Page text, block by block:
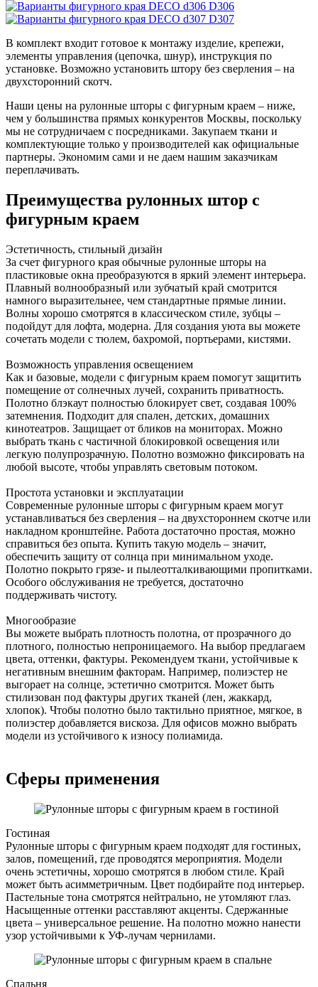
D306
D307
В комплект входит готовое к монтажу изделие, крепежи,
элементы управления (цепочка, шнур), инструкция по
установке. Возможно установить штору без сверления – на
двухсторонний скотч.
Наши цены на рулонные шторы с фигурным краем – ниже,
чем у большинства прямых конкурентов Москвы, поскольку
мы не сотрудничаем с посредниками. Закупаем ткани и
комплектующие только у производителей как официальные
партнеры. Экономим сами и не даем нашим заказчикам
переплачивать.
Преимущества рулонных штор с
фигурным краем
Эстетичность, стильный дизайн
За счет фигурного края обычные рулонные шторы на
пластиковые окна преобразуются в яркий элемент интерьера.
Плавный волнообразный или зубчатый край смотрится
намного выразительнее, чем стандартные прямые линии.
Волны хорошо смотрятся в классическом стиле, зубцы –
подойдут для лофта, модерна. Для создания уюта вы можете
сочетать модели с тюлем, бахромой, портьерами, кистями.
Возможность управления освещением
Как и базовые, модели с фигурным краем помогут защитить
помещение от солнечных лучей, сохранить приватность.
Полотно блэкаут полностью блокирует свет, создавая 100%
затемнения. Подходит для спален, детских, домашних
кинотеатров. Защищает от бликов на мониторах. Можно
выбрать ткань с частичной блокировкой освещения или
легкую полупрозрачную. Полотно возможно фиксировать на
любой высоте, чтобы управлять световым потоком.
Простота установки и эксплуатации
Современные рулонные шторы с фигурным краем могут
устанавливаться без сверления – на двухстороннем скотче или
накладном кронштейне. Работа достаточно простая, можно
справиться без опыта. Купить такую модель – значит,
обеспечить защиту от солнца при минимальном уходе.
Полотно покрыто грязе- и пылеотталкивающими пропитками.
Особого обслуживания не требуется, достаточно
поддерживать чистоту.
Многообразие
Вы можете выбрать плотность полотна, от прозрачного до
плотного, полностью непроницаемого. На выбор предлагаем
цвета, оттенки, фактуры. Рекомендуем ткани, устойчивые к
негативным внешним факторам. Например, полиэстер не
выгорает на солнце, эстетично смотрится. Может быть
стилизован под фактуры других тканей (лен, жаккард,
хлопок). Чтобы полотно было тактильно приятное, мягкое, в
полиэстер добавляется вискоза. Для офисов можно выбрать
модели из устойчивого к износу полиамида.
Сферы применения
Гостиная
Рулонные шторы с фигурным краем подходят для гостиных,
залов, помещений, где проводятся мероприятия. Модели
очень эстетичны, хорошо смотрятся в любом стиле. Край
может быть асимметричным. Цвет подбирайте под интерьер.
Пастельные тона смотрятся нейтрально, не утомляют глаз.
Насыщенные оттенки расставляют акценты. Сдержанные
цвета – универсальное решение. На полотно можно нанести
узор устойчивыми к УФ-лучам чернилами.
Спальня